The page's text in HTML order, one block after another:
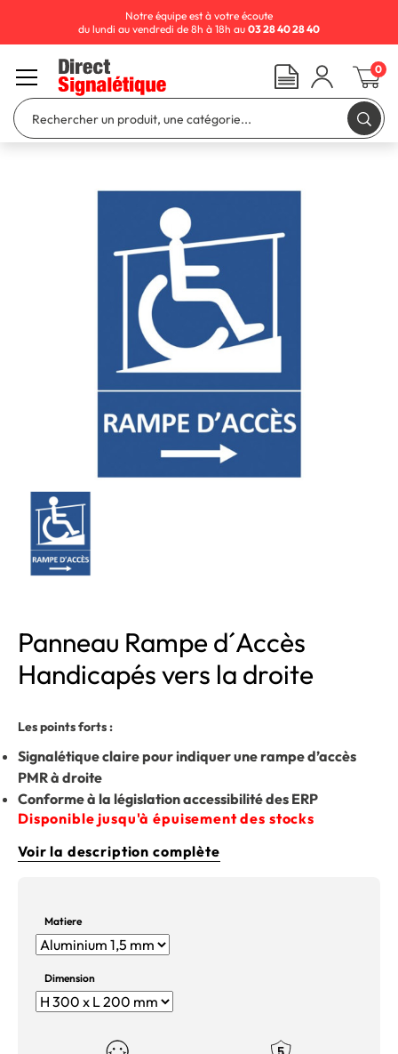
Panneau Rampe d´Accès
Handicapés vers la droite
Les points forts :
Signalétique claire pour indiquer une rampe d’accès
PMR à droite
Conforme à la législation accessibilité des ERP
Disponible jusqu'à épuisement des stocks
Voir la description complète
Matiere
Dimension
Notre équipe est à votre écoute
du lundi au vendredi de 8h à 18h au 03 28 40 28 40
0